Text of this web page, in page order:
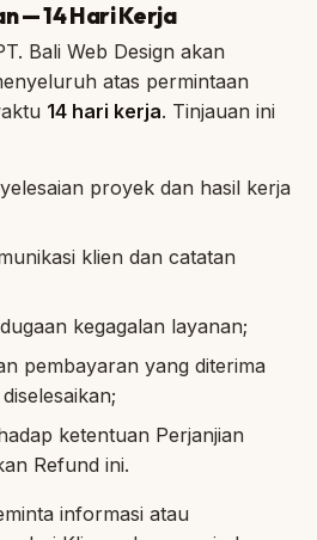
— 14 Hari Kerja
Bali Web Design akan
atas permintaan
14 hari kerja. Tinjauan ini
proyek dan hasil kerja
klien dan catatan
kegagalan layanan;
pembayaran yang diterima
ketentuan Perjanjian
Refund ini.
informasi atau